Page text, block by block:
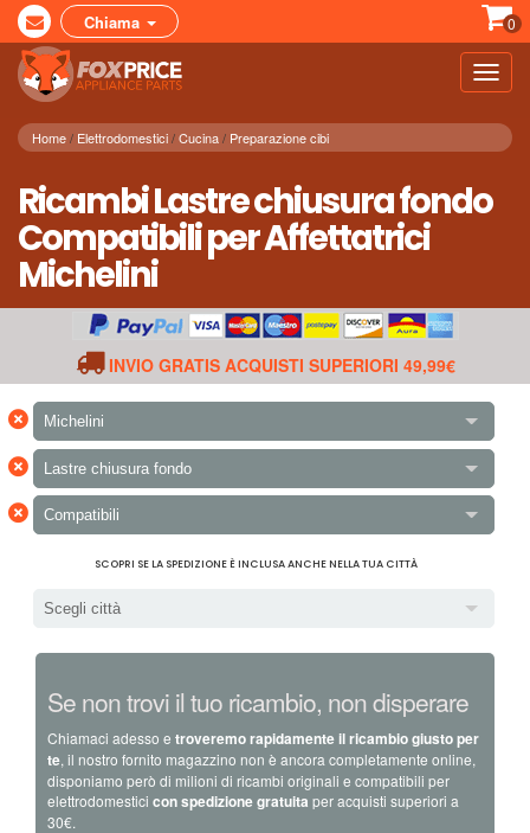
Chiama 0
Home Elettrodomestici Cucina Preparazione cibi
Ricambi Lastre chiusura fondo
Compatibili per Affettatrici
Michelini
INVIO GRATIS ACQUISTI SUPERIORI 49,99€
× Michelini
× Lastre chiusura fondo
× Compatibili
SCOPRI SE LA SPEDIZIONE È INCLUSA ANCHE NELLA TUA CITTÀ
Scegli città
Se non trovi il tuo ricambio, non disperare
Chiamaci adesso e troveremo rapidamente il ricambio giusto per
te, il nostro fornito magazzino non è ancora completamente online,
disponiamo però di milioni di ricambi originali e compatibili per
elettrodomestici con spedizione gratuita per acquisti superiori a
30€.